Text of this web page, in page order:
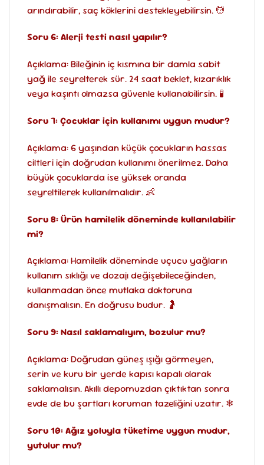
arındırabilir, saç köklerini destekleyebilirsin. 💆
Soru 6: Alerji testi nasıl yapılır?
Açıklama: Bileğinin iç kısmına bir damla sabit
yağ ile seyrelterek sür. 24 saat beklet, kızarıklık
veya kaşıntı olmazsa güvenle kullanabilirsin. 🧪
Soru 7: Çocuklar için kullanımı uygun mudur?
Açıklama: 6 yaşından küçük çocukların hassas
ciltleri için doğrudan kullanımı önerilmez. Daha
büyük çocuklarda ise yüksek oranda
seyreltilerek kullanılmalıdır. 👶
Soru 8: Ürün hamilelik döneminde kullanılabilir
mi?
Açıklama: Hamilelik döneminde uçucu yağların
kullanım sıklığı ve dozajı değişebileceğinden,
kullanmadan önce mutlaka doktoruna
danışmalısın. En doğrusu budur. 🤰
Soru 9: Nasıl saklamalıyım, bozulur mu?
Açıklama: Doğrudan güneş ışığı görmeyen,
serin ve kuru bir yerde kapısı kapalı olarak
saklamalısın. Akıllı depomuzdan çıktıktan sonra
evde de bu şartları koruman tazeliğini uzatır. ❄
Soru 10: Ağız yoluyla tüketime uygun mudur,
yutulur mu?